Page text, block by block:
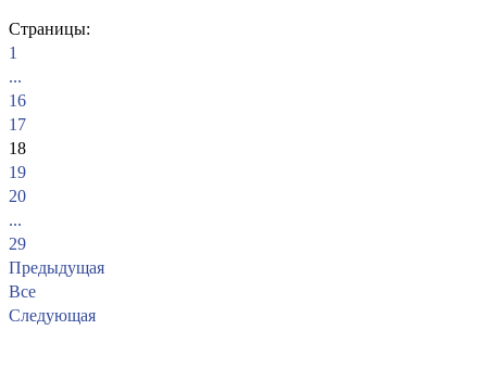
Страницы:
1
...
16
17
18
19
20
...
29
Предыдущая
Все
Следующая